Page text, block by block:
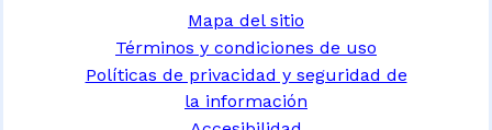
Mapa del sitio
Términos y condiciones de uso
Políticas de privacidad y seguridad de
la información